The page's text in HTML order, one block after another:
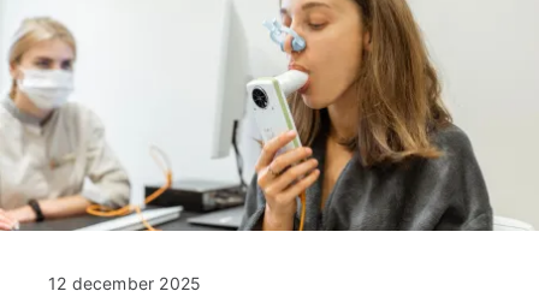
12 december 2025